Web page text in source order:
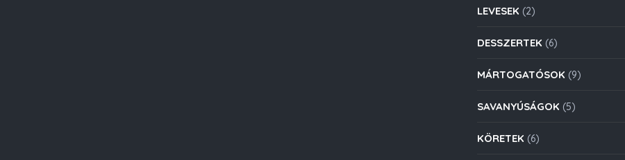
LEVESEK (2)
DESSZERTEK (6)
MÁRTOGATÓSOK (9)
SAVANYÚSÁGOK (5)
KÖRETEK (6)